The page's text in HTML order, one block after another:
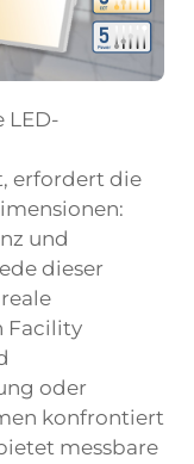
LED-
erfordert die
und
dieser
Facility
oder
konfrontiert
messbare